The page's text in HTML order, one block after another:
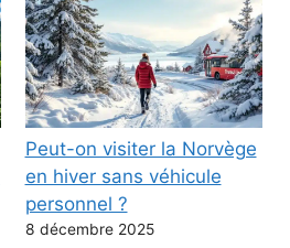
Peut-on visiter la Norvège
en hiver sans véhicule
personnel ?
8 décembre 2025